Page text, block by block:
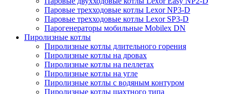
Паровые трехходовые котлы Lexor NP3-D
Паровые трехходовые котлы Lexor SP3-D
Парогенераторы мобильные Mobilex DN
Пиролизные котлы
Пиролизные котлы длительного горения
Пиролизные котлы на дровах
Пиролизные котлы на пеллетах
Пиролизные котлы на угле
Пиролизные котлы с водяным контуром
Пиролизные котлы шахтного типа